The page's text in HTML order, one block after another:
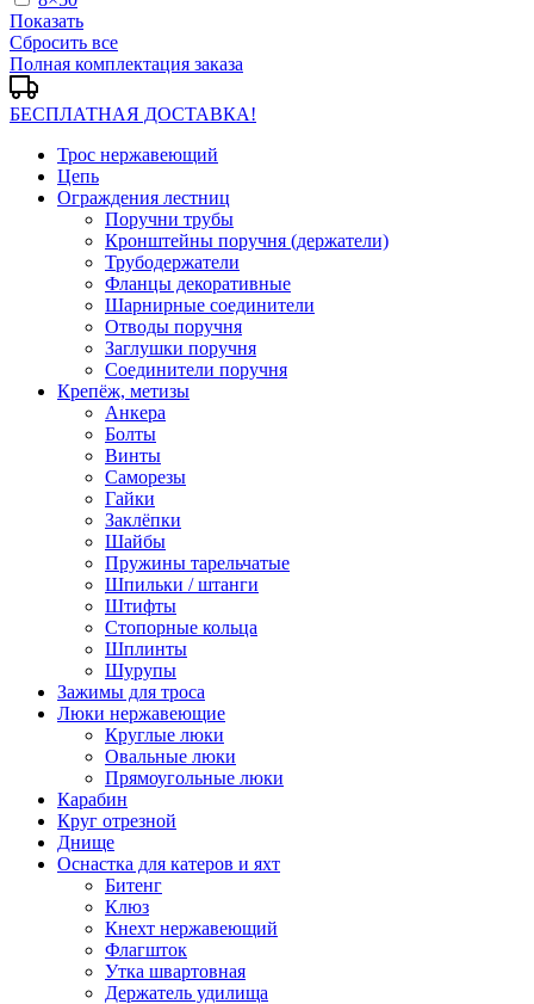
Показать
Сбросить все
Полная комплектация заказа
БЕСПЛАТНАЯ ДОСТАВКА!
Трос нержавеющий
Цепь
Ограждения лестниц
Поручни трубы
Кронштейны поручня (держатели)
Трубодержатели
Фланцы декоративные
Шарнирные соединители
Отводы поручня
Заглушки поручня
Соединители поручня
Крепёж, метизы
Анкера
Болты
Винты
Саморезы
Гайки
Заклёпки
Шайбы
Пружины тарельчатые
Шпильки / штанги
Штифты
Стопорные кольца
Шплинты
Шурупы
Зажимы для троса
Люки нержавеющие
Круглые люки
Овальные люки
Прямоугольные люки
Карабин
Круг отрезной
Днище
Оснастка для катеров и яхт
Битенг
Клюз
Кнехт нержавеющий
Флагшток
Утка швартовная
Держатель удилища